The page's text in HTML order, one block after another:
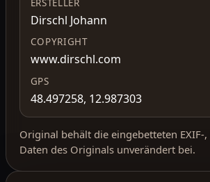
ERSTELLER
Dirschl Johann
COPYRIGHT
www.dirschl.com
GPS
48.497258, 12.987303
Original behält die eingebetteten EXIF-,
Daten des Originals unverändert bei.